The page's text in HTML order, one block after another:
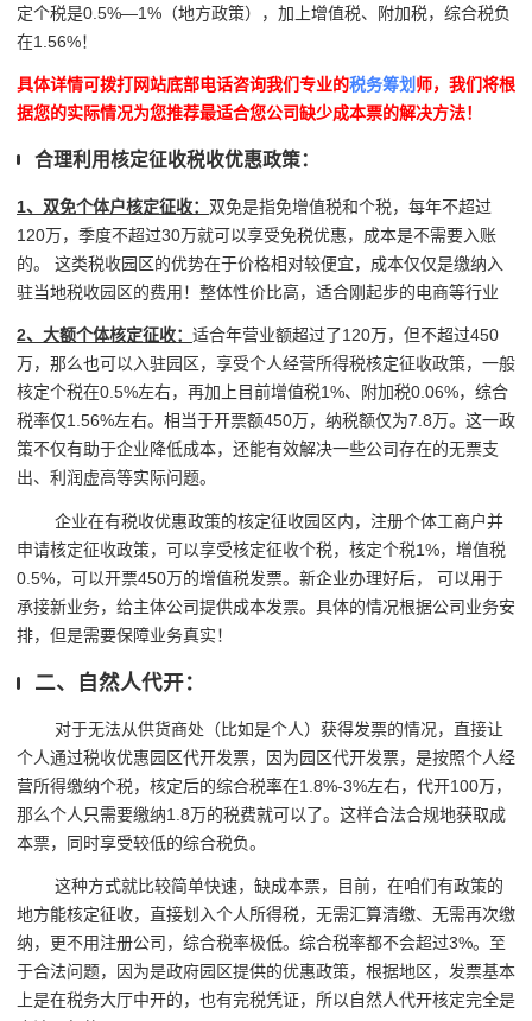
定个税是0.5%—1%（地方政策），加上增值税、附加税，综合税负
在1.56%！
具体详情可拨打网站底部电话咨询我们专业的税务筹划 师，我们将根
据您的实际情况为您推荐最适合您公司缺少成本票的解决方法！
合理利用核定征收税收优惠政策：
1、双免个体户核定征收： 双免是指免增值税和个税，每年不超过
120万，季度不超过30万就可以享受免税优惠，成本是不需要入账
的。 这类税收园区的优势在于价格相对较便宜，成本仅仅是缴纳入
驻当地税收园区的费用！整体性价比高，适合刚起步的电商等行业
2、大额个体核定征收： 适合年营业额超过了120万，但不超过450
万，那么也可以入驻园区，享受个人经营所得税核定征收政策，一般
核定个税在0.5%左右，再加上目前增值税1%、附加税0.06%，综合
税率仅1.56%左右。相当于开票额450万，纳税额仅为7.8万。这一政
策不仅有助于企业降低成本，还能有效解决一些公司存在的无票支
出、利润虚高等实际问题。
企业在有税收优惠政策的核定征收园区内，注册个体工商户并
申请核定征收政策，可以享受核定征收个税，核定个税1%，增值税
0.5%，可以开票450万的增值税发票。新企业办理好后， 可以用于
承接新业务，给主体公司提供成本发票。具体的情况根据公司业务安
排，但是需要保障业务真实！
二、自然人代开：
对于无法从供货商处（比如是个人）获得发票的情况，直接让
个人通过税收优惠园区代开发票，因为园区代开发票，是按照个人经
营所得缴纳个税，核定后的综合税率在1.8%-3%左右，代开100万，
那么个人只需要缴纳1.8万的税费就可以了。这样合法合规地获取成
本票，同时享受较低的综合税负。
这种方式就比较简单快速，缺成本票，目前，在咱们有政策的
地方能核定征收，直接划入个人所得税，无需汇算清缴、无需再次缴
纳，更不用注册公司，综合税率极低。综合税率都不会超过3%。至
于合法问题，因为是政府园区提供的优惠政策，根据地区，发票基本
上是在税务大厅中开的，也有完税凭证，所以自然人代开核定完全是